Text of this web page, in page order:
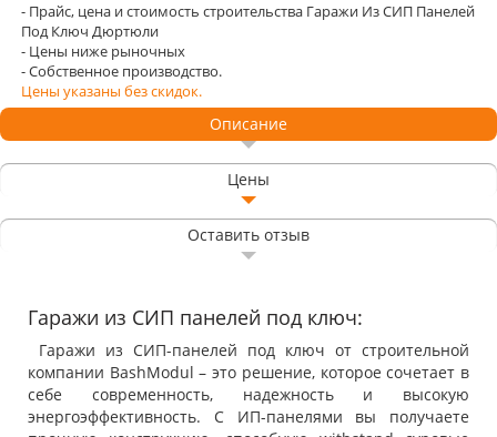
- Прайс, цена и стоимость строительства Гаражи Из СИП Панелей
Под Ключ Дюртюли
- Цены ниже рыночных
- Собственное производство.
Цены указаны без скидок.
Описание
Цены
Оставить отзыв
Гаражи из СИП панелей под ключ:
Гаражи из СИП-панелей под ключ от строительной
компании BashModul – это решение, которое сочетает в
себе современность, надежность и высокую
энергоэффективность. С ИП-панелями вы получаете